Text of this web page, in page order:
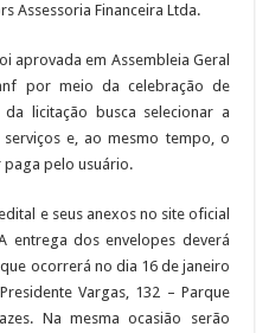
Assessoria Financeira Ltda.
aprovada em Assembleia Geral
por meio da celebração de
licitação busca selecionar a
e, ao mesmo tempo, o
pelo usuário.
e seus anexos no site oficial
entrega dos envelopes deverá
ocorrerá no dia 16 de janeiro
Vargas, 132 – Parque
Na mesma ocasião serão